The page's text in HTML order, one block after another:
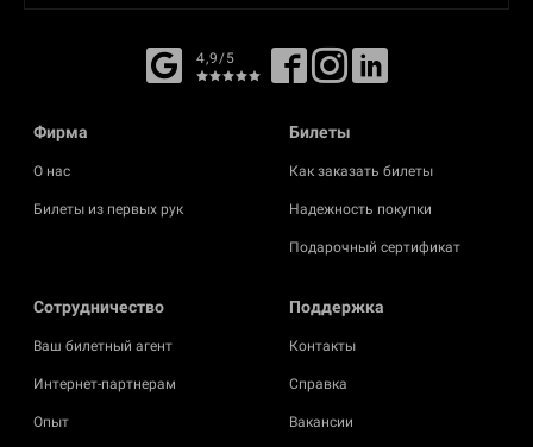
4,9/5
Фирма
О нас
Билеты из первых рук
Билеты
Как заказать билеты
Надежность покупки
Подарочный сертификат
Cотрудничество
Ваш билетный агент
Интернет-партнерам
Опыт
Поддержка
Контакты
Справка
Вакансии